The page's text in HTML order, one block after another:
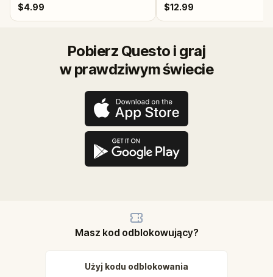
$4.99 $12.99
Pobierz Questo i graj
w prawdziwym świecie
Masz kod odblokowujący?
Użyj kodu odblokowania